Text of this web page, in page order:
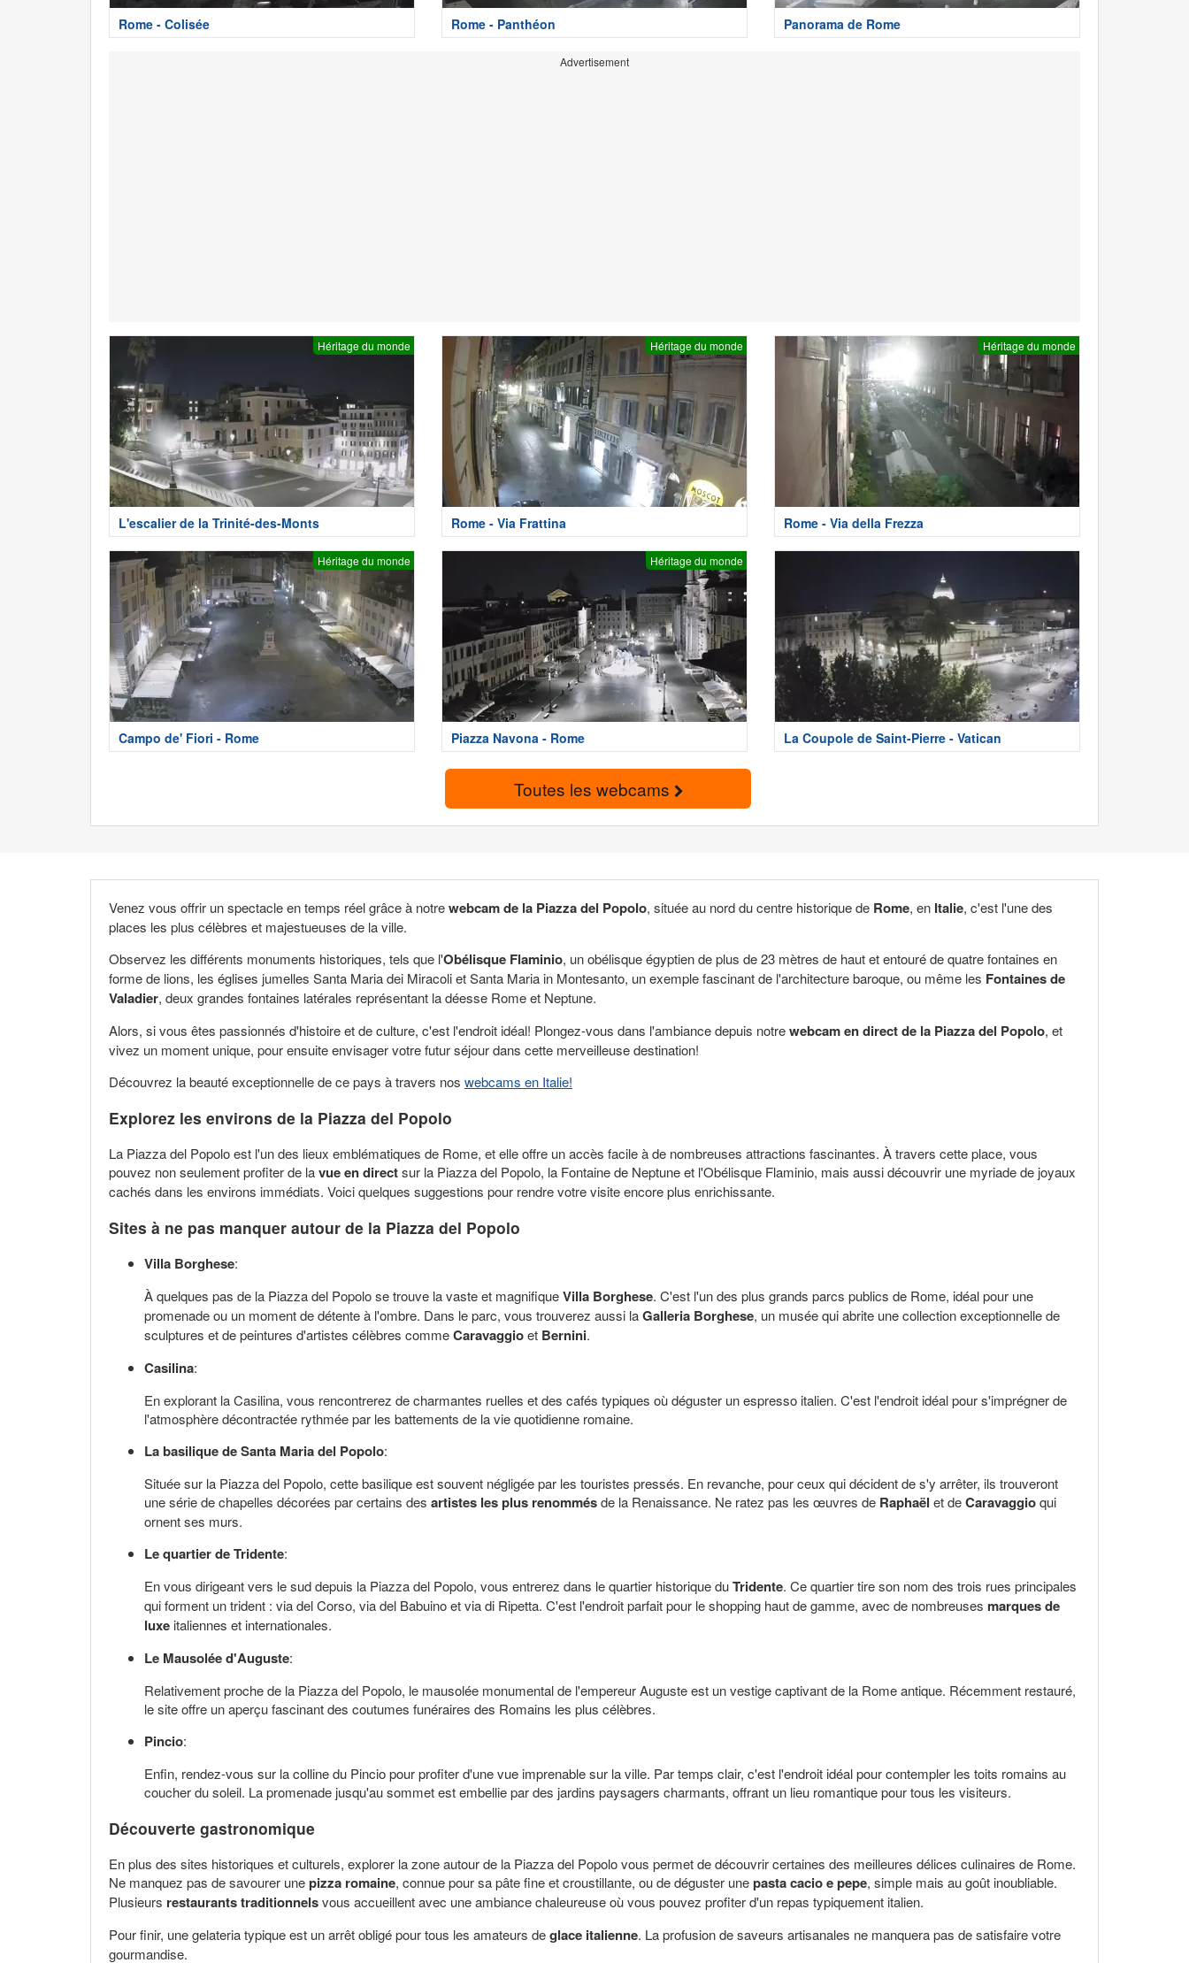
Rome - Colisée Rome - Panthéon Panorama de Rome
Advertisement
Héritage du monde
L'escalier de la Trinité-des-Monts
Héritage du monde
Rome - Via Frattina
Héritage du monde
Rome - Via della Frezza
Héritage du monde
Campo de' Fiori - Rome
Héritage du monde
Piazza Navona - Rome La Coupole de Saint-Pierre - Vatican
Toutes les webcams
Venez vous offrir un spectacle en temps réel grâce à notrewebcam de la Piazza del Popolo, située au nord du centre historique de Rome, en Italie, c'est l'une des
places les plus célèbres et majestueuses de la ville.
Observez les différents monuments historiques, tels que l'Obélisque Flaminio, un obélisque égyptien de plus de 23 mètres de haut et entouré de quatre fontaines en
forme de lions, les églises jumelles Santa Maria dei Miracoli et Santa Maria in Montesanto, un exemple fascinant de l'architecture baroque, ou même les Fontaines de
Valadier, deux grandes fontaines latérales représentant la déesse Rome et Neptune.
Alors, si vous êtes passionnés d'histoire et de culture, c'est l'endroit idéal! Plongez-vous dans l'ambiance depuis notrewebcam en direct de la Piazza del Popolo, et
vivez un moment unique, pour ensuite envisager votre futur séjour dans cette merveilleuse destination!
Découvrez la beauté exceptionnelle de ce pays à travers nos webcams en Italie!
Explorez les environs de la Piazza del Popolo
La Piazza del Popolo est l'un des lieux emblématiques de Rome, et elle offre un accès facile à de nombreuses attractions fascinantes. À travers cette place, vous
pouvez non seulement profiter de lavue en directsur la Piazza del Popolo, la Fontaine de Neptune et l'Obélisque Flaminio, mais aussi découvrir une myriade de joyaux
cachés dans les environs immédiats. Voici quelques suggestions pour rendre votre visite encore plus enrichissante.
Sites à ne pas manquer autour de la Piazza del Popolo
Villa Borghese:
À quelques pas de la Piazza del Popolo se trouve la vaste et magnifiqueVilla Borghese. C'est l'un des plus grands parcs publics de Rome, idéal pour une
promenade ou un moment de détente à l'ombre. Dans le parc, vous trouverez aussi laGalleria Borghese, un musée qui abrite une collection exceptionnelle de
sculptures et de peintures d'artistes célèbres commeCaravaggioet Bernini.
Casilina:
En explorant la Casilina, vous rencontrerez de charmantes ruelles et des cafés typiques où déguster un espresso italien. C'est l'endroit idéal pour s'imprégner de
l'atmosphère décontractée rythmée par les battements de la vie quotidienne romaine.
La basilique de Santa Maria del Popolo:
Située sur la Piazza del Popolo, cette basilique est souvent négligée par les touristes pressés. En revanche, pour ceux qui décident de s'y arrêter, ils trouveront
une série de chapelles décorées par certains des artistes les plus renommésde la Renaissance. Ne ratez pas les œuvres de Raphaël et deCaravaggioqui
ornent ses murs.
Le quartier de Tridente:
En vous dirigeant vers le sud depuis la Piazza del Popolo, vous entrerez dans le quartier historique duTridente. Ce quartier tire son nom des trois rues principales
qui forment un trident : via del Corso, via del Babuino et via di Ripetta. C'est l'endroit parfait pour le shopping haut de gamme, avec de nombreuses marques de
luxe italiennes et internationales.
Le Mausolée d'Auguste:
Relativement proche de la Piazza del Popolo, le mausolée monumental de l'empereur Auguste est un vestige captivant de la Rome antique. Récemment restauré,
le site offre un aperçu fascinant des coutumes funéraires des Romains les plus célèbres.
Pincio:
Enfin, rendez-vous sur la colline du Pincio pour profiter d'une vue imprenable sur la ville. Par temps clair, c'est l'endroit idéal pour contempler les toits romains au
coucher du soleil. La promenade jusqu'au sommet est embellie par des jardins paysagers charmants, offrant un lieu romantique pour tous les visiteurs.
Découverte gastronomique
En plus des sites historiques et culturels, explorer la zone autour de la Piazza del Popolo vous permet de découvrir certaines des meilleures délices culinaires de Rome.
Ne manquez pas de savourer unepizza romaine, connue pour sa pâte fine et croustillante, ou de déguster unepasta cacio e pepe, simple mais au goût inoubliable.
Plusieurs restaurants traditionnelsvous accueillent avec une ambiance chaleureuse où vous pouvez profiter d'un repas typiquement italien.
Pour finir, une gelateria typique est un arrêt obligé pour tous les amateurs deglace italienne. La profusion de saveurs artisanales ne manquera pas de satisfaire votre
gourmandise.